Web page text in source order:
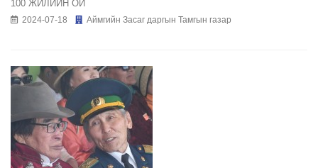
100 ЖИЛИЙН ОЙ
2024-07-18 Аймгийн Засаг даргын Тамгын газар